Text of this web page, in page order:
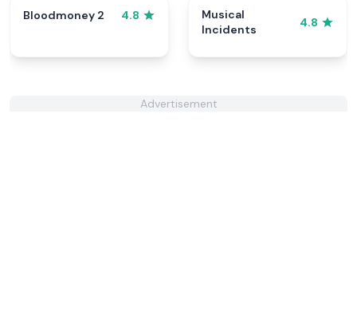
Bloodmoney 2 4.8
Musical
Incidents
4.8
Advertisement